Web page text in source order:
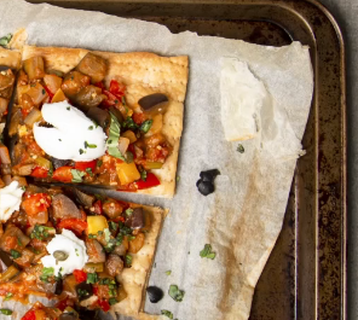
Manger des fraises
locales en plein hiver :
4 recettes pour les
intégrer à vos repas
cet hiver
11 janvier 2022
Evive lance un défi
santé pour motiver
ses consommateurs à
tenir leurs
résolutions
11 janvier 2022
temps
25
Tout
l’huile…
pour
Winden
25